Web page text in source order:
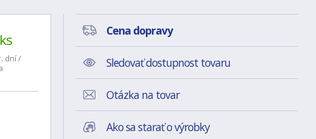
dní /
Cena dopravy
Sledovať dostupnost tovaru
Otázka na tovar
Ako sa starať o výrobky